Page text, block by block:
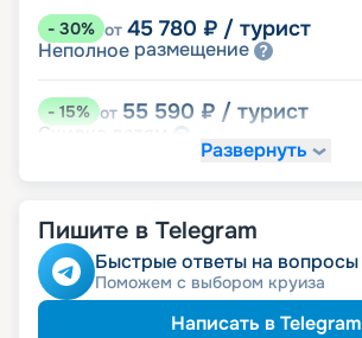
- 30% от 45 780 ₽ / турист
Неполное размещение
-15% от 55 590 ₽ / турист
Скидка
Скидка сотрудникам силовых
Скидкапенсионерам
Скидкаветеранам
Скидка многодетнымсемьям
Развернуть
Пишите в Telegram
Быстрые ответы на вопросы
Поможем с выбором круиза
Написать в Telegram